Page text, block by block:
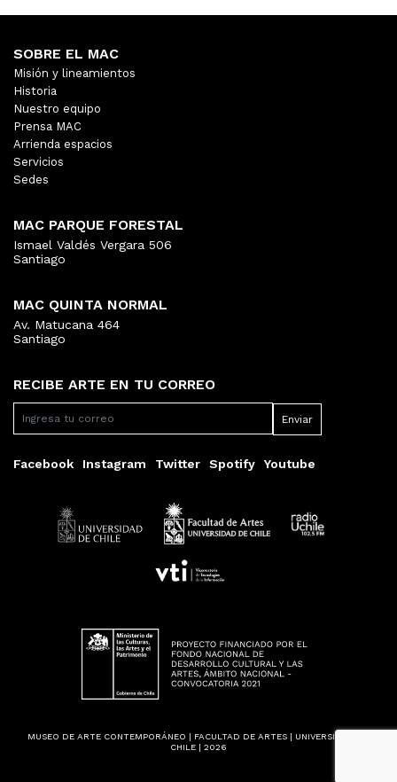
RECIBE ARTE EN TU CORREO
Facebook Instagram Twitter Spotify Youtube
SOBRE EL MAC
Misión y lineamientos
Historia
Nuestro equipo
Prensa MAC
Arrienda espacios
Servicios
Sedes
MAC PARQUE FORESTAL
Ismael Valdés Vergara 506
Santiago
MAC QUINTA NORMAL
Av. Matucana 464
Santiago
MUSEO DE ARTE CONTEMPORÁNEO | FACULTAD DE ARTES | UNIVERSIDAD DE
CHILE | 2026